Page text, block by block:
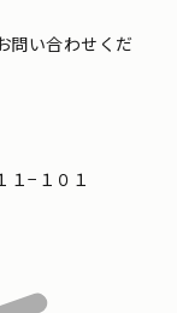
問い合わせくだ
１−１０１